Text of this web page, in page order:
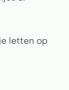
letten op